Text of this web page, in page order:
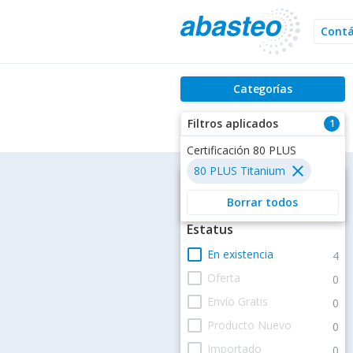
Categorías
1
Filtros aplicados
Filtros
Estatus
check_box_outline_blank En existencia 4
check_box_outline_blank Oferta 0
check_box_outline_blank Envío Gratis 0
check_box_outline_blank Producto Nuevo 0
check_box_outline_blank Importado